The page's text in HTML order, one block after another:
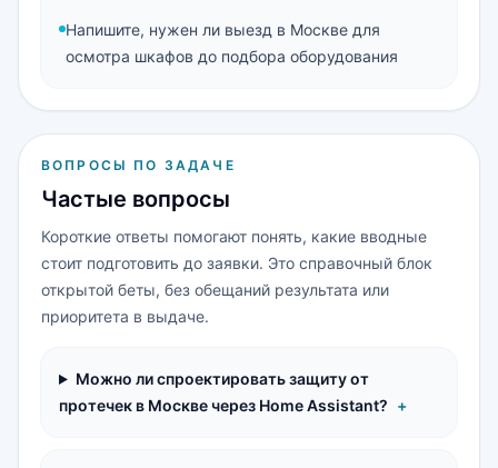
Напишите, нужен ли выезд в Москве для
осмотра шкафов до подбора оборудования
ВОПРОСЫ ПО ЗАДАЧЕ
Частые вопросы
Короткие ответы помогают понять, какие вводные
стоит подготовить до заявки. Это справочный блок
открытой беты, без обещаний результата или
приоритета в выдаче.
Можно ли спроектировать защиту от
протечек в Москве через Home Assistant? +